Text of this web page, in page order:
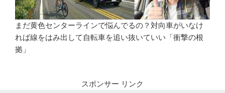
まだ黄色センターラインで悩んでるの？対向車がいなけ
れば線をはみ出して自転車を追い抜いていい「衝撃の根
拠」
スポンサー リンク